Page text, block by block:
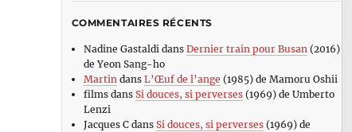
COMMENTAIRES RÉCENTS
Nadine Gastaldi dans Dernier train pour Busan (2016)
de Yeon Sang-ho
Martin dans L’Œuf de l’ange (1985) de Mamoru Oshii
filmsdans Si douces, si perverses(1969) de Umberto
Lenzi
Jacques Cdans Si douces, si perverses(1969) de